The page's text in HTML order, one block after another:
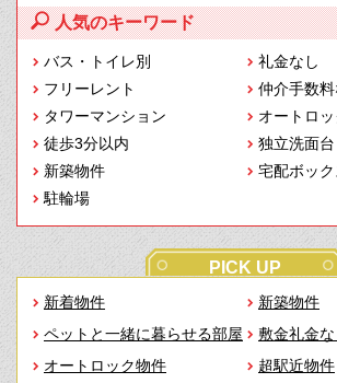
人気のキーワード
バス・トイレ別
礼金なし
フリーレント
仲介手数料
タワーマンション
オートロッ
徒歩3分以内
独立洗面台
新築物件
宅配ボック
駐輪場
PICK UP
新着物件
新築物件
ペットと一緒に暮らせる部屋
敷金礼金な
オートロック物件
超駅近物件